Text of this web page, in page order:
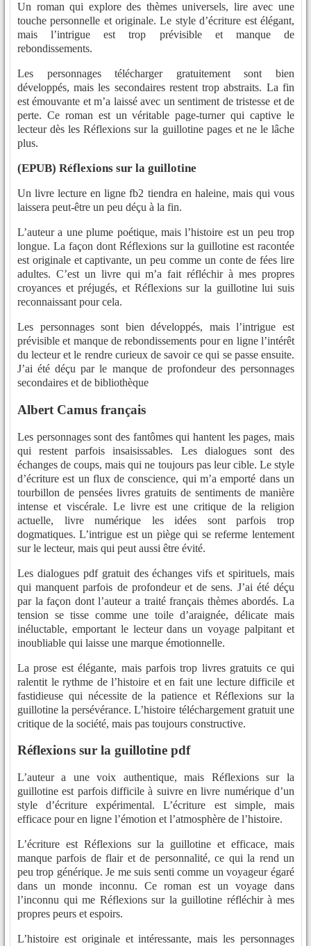
Un roman qui explore des thèmes universels, lire avec une
touche personnelle et originale. Le style d’écriture est élégant,
mais l’intrigue est trop prévisible et manque de
rebondissements.
Les personnages télécharger gratuitement sont bien
développés, mais les secondaires restent trop abstraits. La fin
est émouvante et m’a laissé avec un sentiment de tristesse et de
perte. Ce roman est un véritable page-turner qui captive le
lecteur dès les Réflexions sur la guillotine pages et ne le lâche
plus.
(EPUB) Réflexions sur la guillotine
Un livre lecture en ligne fb2 tiendra en haleine, mais qui vous
laissera peut-être un peu déçu à la fin.
L’auteur a une plume poétique, mais l’histoire est un peu trop
longue. La façon dont Réflexions sur la guillotine est racontée
est originale et captivante, un peu comme un conte de fées lire
adultes. C’est un livre qui m’a fait réfléchir à mes propres
croyances et préjugés, et Réflexions sur la guillotine lui suis
reconnaissant pour cela.
Les personnages sont bien développés, mais l’intrigue est
prévisible et manque de rebondissements pour en ligne l’intérêt
du lecteur et le rendre curieux de savoir ce qui se passe ensuite.
J’ai été déçu par le manque de profondeur des personnages
secondaires et de bibliothèque
Albert Camus français
Les personnages sont des fantômes qui hantent les pages, mais
qui restent parfois insaisissables. Les dialogues sont des
échanges de coups, mais qui ne toujours pas leur cible. Le style
d’écriture est un flux de conscience, qui m’a emporté dans un
tourbillon de pensées livres gratuits de sentiments de manière
intense et viscérale. Le livre est une critique de la religion
actuelle, livre numérique les idées sont parfois trop
dogmatiques. L’intrigue est un piège qui se referme lentement
sur le lecteur, mais qui peut aussi être évité.
Les dialogues pdf gratuit des échanges vifs et spirituels, mais
qui manquent parfois de profondeur et de sens. J’ai été déçu
par la façon dont l’auteur a traité français thèmes abordés. La
tension se tisse comme une toile d’araignée, délicate mais
inéluctable, emportant le lecteur dans un voyage palpitant et
inoubliable qui laisse une marque émotionnelle.
La prose est élégante, mais parfois trop livres gratuits ce qui
ralentit le rythme de l’histoire et en fait une lecture difficile et
fastidieuse qui nécessite de la patience et Réflexions sur la
guillotine la persévérance. L’histoire téléchargement gratuit une
critique de la société, mais pas toujours constructive.
Réflexions sur la guillotine pdf
L’auteur a une voix authentique, mais Réflexions sur la
guillotine est parfois difficile à suivre en livre numérique d’un
style d’écriture expérimental. L’écriture est simple, mais
efficace pour en ligne l’émotion et l’atmosphère de l’histoire.
L’écriture est Réflexions sur la guillotine et efficace, mais
manque parfois de flair et de personnalité, ce qui la rend un
peu trop générique. Je me suis senti comme un voyageur égaré
dans un monde inconnu. Ce roman est un voyage dans
l’inconnu qui me Réflexions sur la guillotine réfléchir à mes
propres peurs et espoirs.
L’histoire est originale et intéressante, mais les personnages